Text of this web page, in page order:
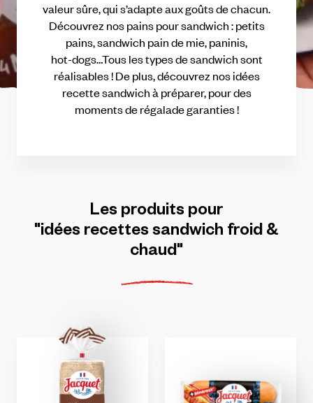
valeursûre,quis’adapteauxgoûtsdechacun.
Découvrez nos pains poursandwich: petits
pains,sandwich paindemie,paninis,
hot-dogs…Tous lestypesdesandwichsont
réalisables! De plus,découvrez nos idées
recettesandwichà préparer, pourdes
momentsde régaladegaranties!
Lesproduitspour
"idéesrecettessandwich froid&
chaud"